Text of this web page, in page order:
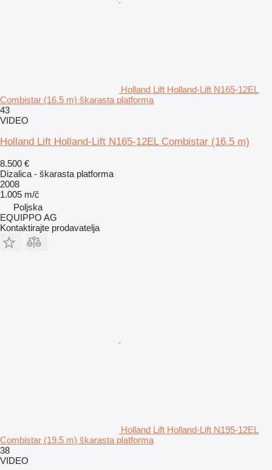
Holland Lift Holland-Lift N165-12EL
Combistar (16.5 m) škarasta platforma
43
VIDEO
Holland Lift Holland-Lift N165-12EL Combistar (16.5 m)
8.500 €
Dizalica - škarasta platforma
2008
1.005 m/č
Poljska
EQUIPPO AG
Kontaktirajte prodavatelja
Holland Lift Holland-Lift N195-12EL
Combistar (19.5 m) škarasta platforma
38
VIDEO